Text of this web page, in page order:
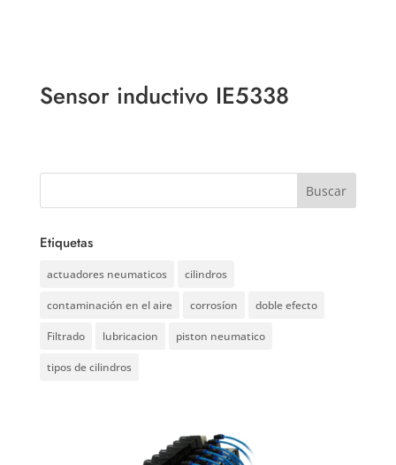
Sensor inductivo IE5338
Etiquetas
actuadores neumaticos cilindros
contaminación en el aire corrosíon doble efecto
Filtrado lubricacion piston neumatico
tipos de cilindros